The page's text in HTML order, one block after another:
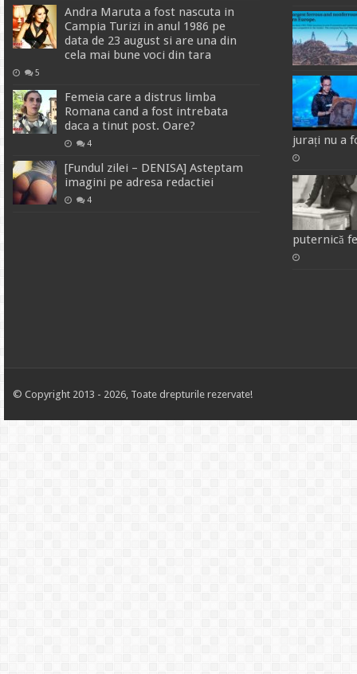
Andra Maruta a fost nascuta in
Campia Turizi in anul 1986 pe
data de 23 august si are una din
cela mai bune voci din tara
5
Femeia care a distrus limba
Romana cand a fost intrebata
daca a tinut post. Oare?
4
[Fundul zilei – DENISA] Asteptam
imagini pe adresa redactiei
4
jurați nu a
puternică
© Copyright 2013 - 2026, Toate drepturile rezervate!